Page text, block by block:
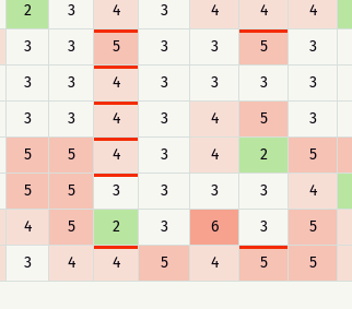
2 3 4 3 4 4 4
3 3 5 3 3 5 3
3 3 4 3 3 3 3
3 3 4 3 4 5 3
5 5 4 3 4 2 5
5 5 3 3 3 3 4
4 5 2 3 6 3 5
3 4 4 5 4 5 5